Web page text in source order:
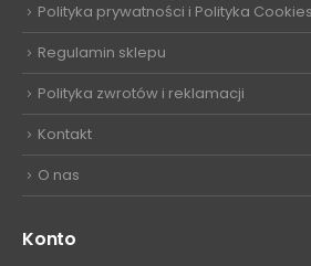
Polityka prywatności i Polityka Cookies
Regulamin sklepu
Polityka zwrotów i reklamacji
Kontakt
O nas
Konto